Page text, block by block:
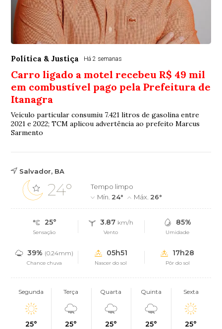
Política & Justiça Há 2 semanas
Carro ligado a motel recebeu R$ 49 mil
em combustível pago pela Prefeitura de
Itanagra
Veículo particular consumiu 7.421 litros de gasolina entre
2021 e 2022; TCM aplicou advertência ao prefeito Marcus
Sarmento
Salvador, BA
24°
Tempo limpo
Mín. 24° Máx. 26°
25°
Sensação
3.87 km/h
Vento
85%
Umidade
39% (0.24mm)
Chance chuva
05h51
Nascer do sol
17h28
Pôr do sol
Segunda
25°
Terça
25°
Quarta
25°
Quinta
25°
Sexta
25°